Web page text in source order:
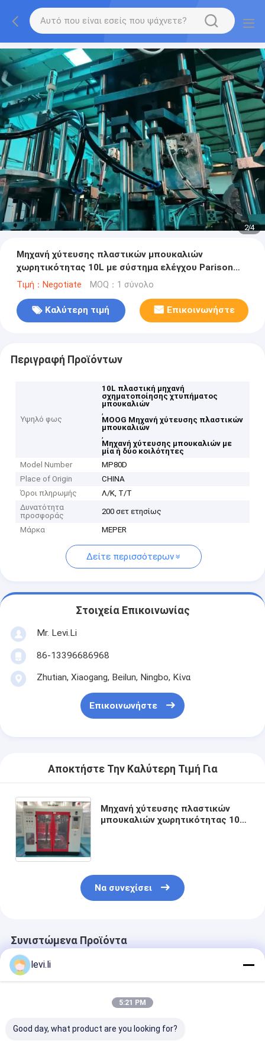
2/4
Μηχανή χύτευσης πλαστικών μπουκαλιών
χωρητικότητας 10L με σύστημα ελέγχου Parison
MOOG και μεμονωμένη / διπλή κοιλότητα μούχλας
Τιμή：Negotiate MOQ：1 σύνολο
Καλύτερη τιμή Επικοινωνήστε
Περιγραφή Προϊόντων
Υψηλό φως
10L πλαστική μηχανή
σχηματοποίησης χτυπήματος
μπουκαλιών
,
MOOG Μηχανή χύτευσης πλαστικών
μπουκαλιών
,
Μηχανή χύτευσης μπουκαλιών με
μία ή δύο κοιλότητες
Model Number
MP80D
Place of Origin
CHINA
Όροι πληρωμής
Λ/Κ, Τ/Τ
Δυνατότητα
προσφοράς
200 σετ ετησίως
Μάρκα MEPER
Δείτε περισσότερων
Στοιχεία Επικοινωνίας
Mr. Levi.Li
86-13396686968
Zhutian, Xiaogang, Beilun, Ningbo, Κίνα
Επικοινωνήστε
Αποκτήστε Την Καλύτερη Τιμή Για
Μηχανή χύτευσης πλαστικών
μπουκαλιών χωρητικότητας 10L
Να συνεχίσει
Συνιστώμενα Προϊόντα
levi.li
5:21 PM
Good day, what product are you looking for?